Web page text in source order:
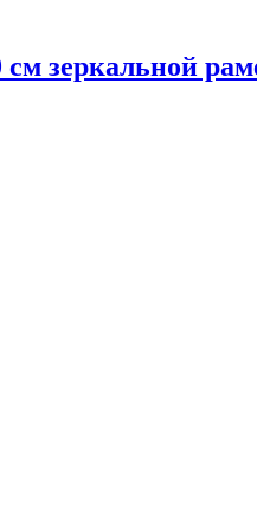
см зеркальной